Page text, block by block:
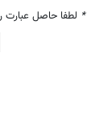
* لطفا حاصل عبارت